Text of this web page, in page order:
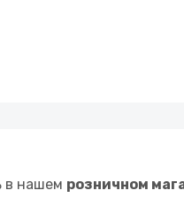
в нашем розничном